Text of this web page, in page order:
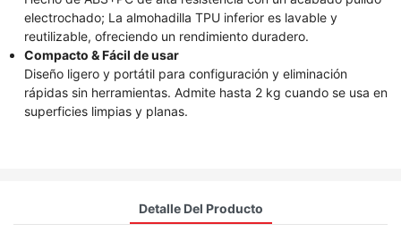
electrochado; La almohadilla TPU inferior es lavable y
reutilizable, ofreciendo un rendimiento duradero.
Compacto & Fácil de usar
Diseño ligero y portátil para configuración y eliminación
rápidas sin herramientas. Admite hasta 2 kg cuando se usa en
superficies limpias y planas.
Detalle Del Producto